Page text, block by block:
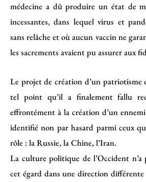
médecine a dû produire un état de
incessantes, dans lequel virus et
sans relâche et où aucun vaccin ne
les sacrements avaient pu assurer aux
Le projet de création d’un patriotisme
tel point qu’il a finalement fallu
effrontément à la création d’un
identifié non par hasard parmi ceux
rôle : la Russie, la Chine, l’Iran.
La culture politique de l’Occident n’a
cet égard dans une direction différente